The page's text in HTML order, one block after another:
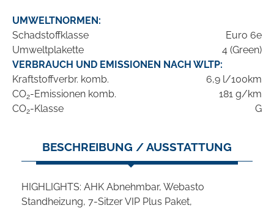
UMWELTNORMEN:
Schadstoffklasse
Euro 6e
Umweltplakette
4 (Green)
VERBRAUCH UND EMISSIONEN NACH WLTP:
Kraftstoffverbr. komb.
6,9 l/100km
CO2-Emissionen komb.
181 g/km
CO2-Klasse G
BESCHREIBUNG / AUSSTATTUNG
HIGHLIGHTS: AHK Abnehmbar, Webasto
Standheizung, 7-Sitzer VIP Plus Paket,